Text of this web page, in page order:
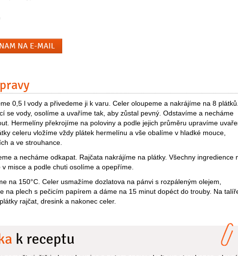
NA E-MAIL
0,5 l vody a přivedeme ji k varu. Celer oloupeme a nakrájíme na 8 plátků.
se vody, osolíme a uvaříme tak, aby zůstal pevný. Odstavíme a necháme
Hermelíny překrojíme na poloviny a podle jejich průměru upravíme
celeru vložíme vždy plátek hermelínu a vše obalíme v hladké mouce,
a ve strouhance.
a necháme odkapat. Rajčata nakrájíme na plátky. Všechny ingredience
misce a podle chuti osolíme a opepříme.
na 150°C. Celer usmažíme dozlatova na pánvi s rozpáleným olejem,
na plech s pečicím papírem a dáme na 15 minut dopéct do trouby. Na
rajčat, dresink a nakonec celer.
k receptu